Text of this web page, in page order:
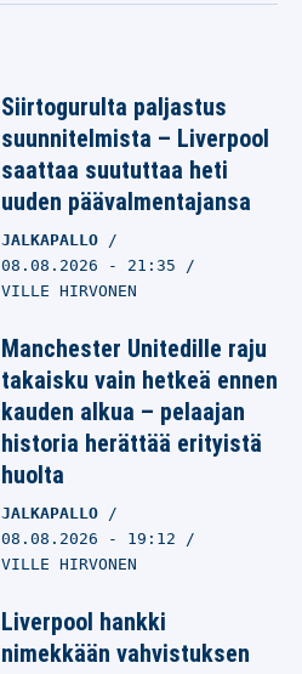
Siirtogurulta paljastus
suunnitelmista – Liverpool
saattaa suututtaa heti
uuden päävalmentajansa
JALKAPALLO
08.08.2026 - 21:35
VILLE HIRVONEN
Manchester Unitedille raju
takaisku vain hetkeä ennen
kauden alkua – pelaajan
historia herättää erityistä
huolta
JALKAPALLO
08.08.2026 - 19:12
VILLE HIRVONEN
Liverpool hankki
nimekkään vahvistuksen